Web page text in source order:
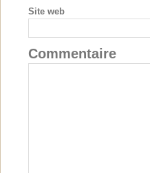
Site web
Commentaire